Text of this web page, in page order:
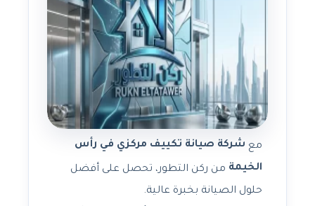
مع شركة صيانة تكييف مركزي في رأس
الخيمة من ركن التطور، تحصل على أفضل
حلول الصيانة بخبرة عالية.